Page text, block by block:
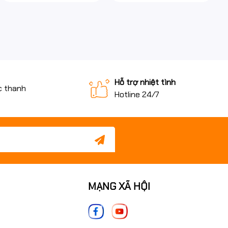
thanh
Hỗ trợ nhiệt tình
Hotline 24/7
MẠNG XÃ HỘI